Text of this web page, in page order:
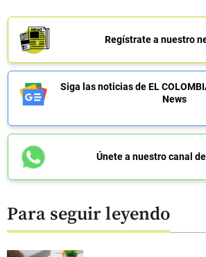
Regístrate a nuestro
Siga las noticias de EL
News
Únete a nuestro canal
Para seguir leyendo